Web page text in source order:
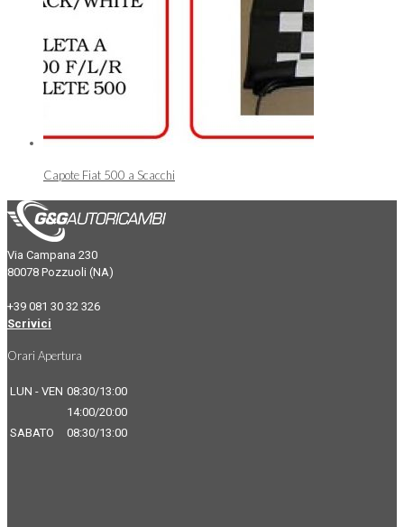
Capote Fiat 500 a Scacchi
Via Campana 230
80078 Pozzuoli (NA)
+39 081 30 32 326
Scrivici
Orari Apertura
LUN - VEN 08:30/13:00
14:00/20:00
SABATO
08:30/13:00